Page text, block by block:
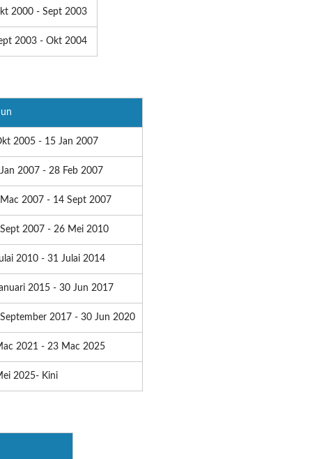
2000 - Sept 2003
2003 - Okt 2004
2005 - 15 Jan 2007
2007 - 28 Feb 2007
2007 - 14 Sept 2007
2007 - 26 Mei 2010
2010 - 31 Julai 2014
2015 - 30 Jun 2017
2017 - 30 Jun 2020
2021 - 23 Mac 2025
2025- Kini